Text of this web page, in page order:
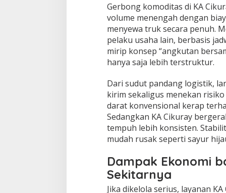
Gerbong komoditas di KA
volume menengah dengan
menyewa truk secara penuh.
pelaku usaha lain, berbasis
mirip konsep “angkutan
hanya saja lebih terstruktur.
Dari sudut pandang logistik,
kirim sekaligus menekan
darat konvensional kerap
Sedangkan KA Cikuray
tempuh lebih konsisten.
mudah rusak seperti sayur
Dampak Ekonomi
Sekitarnya
Jika dikelola serius, layanan